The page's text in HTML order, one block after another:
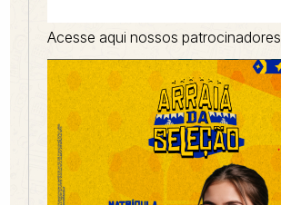
Acesse aqui nossos patrocinadores